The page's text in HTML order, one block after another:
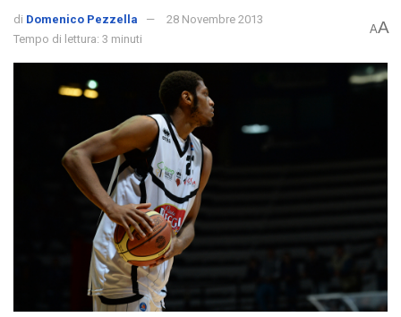
di Domenico Pezzella
28 Novembre 2013
Tempo di lettura: 3 minuti
AA